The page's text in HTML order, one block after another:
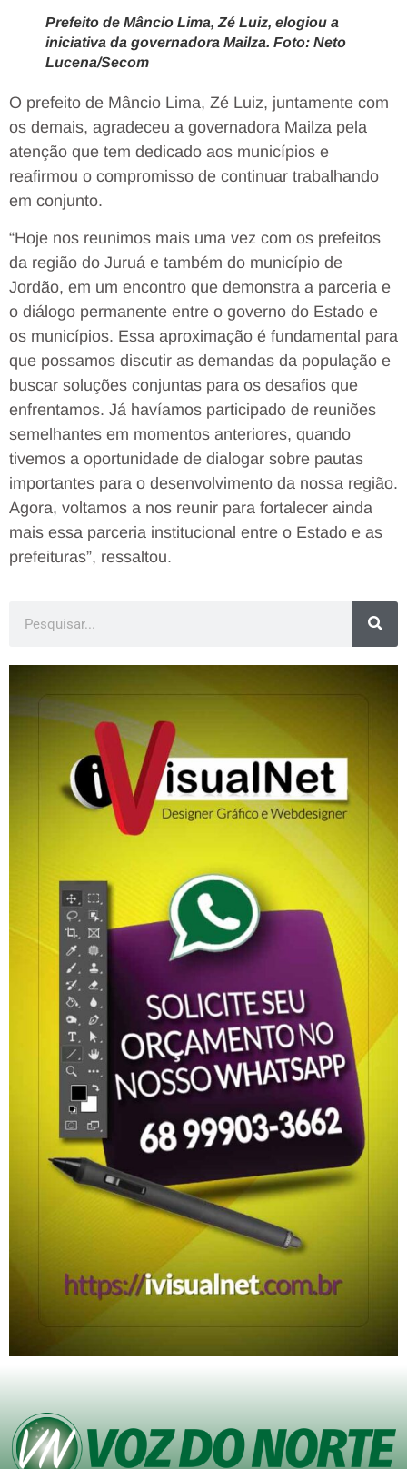
Prefeito de Mâncio Lima, Zé Luiz, elogiou a
iniciativa da governadora Mailza. Foto: Neto
Lucena/Secom
O prefeito de Mâncio Lima, Zé Luiz, juntamente com
os demais, agradeceu a governadora Mailza pela
atenção que tem dedicado aos municípios e
reafirmou o compromisso de continuar trabalhando
em conjunto.
“Hoje nos reunimos mais uma vez com os prefeitos
da região do Juruá e também do município de
Jordão, em um encontro que demonstra a parceria e
o diálogo permanente entre o governo do Estado e
os municípios. Essa aproximação é fundamental para
que possamos discutir as demandas da população e
buscar soluções conjuntas para os desafios que
enfrentamos. Já havíamos participado de reuniões
semelhantes em momentos anteriores, quando
tivemos a oportunidade de dialogar sobre pautas
importantes para o desenvolvimento da nossa região.
Agora, voltamos a nos reunir para fortalecer ainda
mais essa parceria institucional entre o Estado e as
prefeituras”, ressaltou.